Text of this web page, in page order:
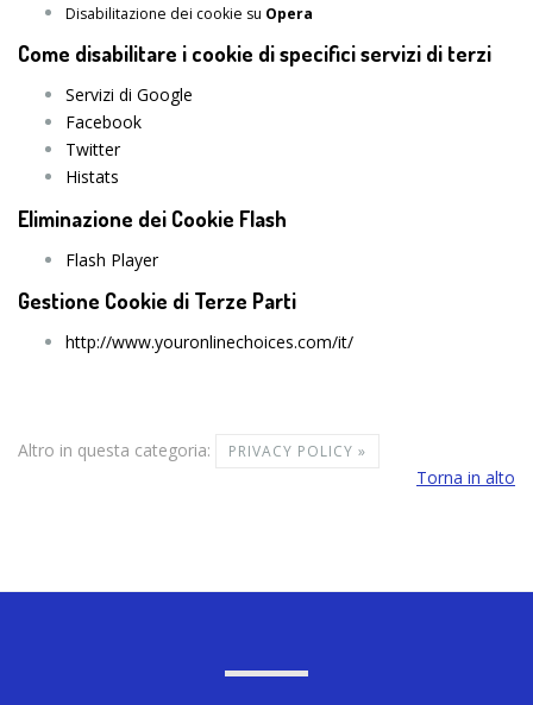
Disabilitazione dei cookie su Opera
Come disabilitare i cookie di specifici servizi di terzi
Servizi di Google
Facebook
Twitter
Histats
Eliminazione dei Cookie Flash
Flash Player
Gestione Cookie di Terze Parti
http://www.youronlinechoices.com/it/
Altro in questa categoria: PRIVACY POLICY »
Torna in alto